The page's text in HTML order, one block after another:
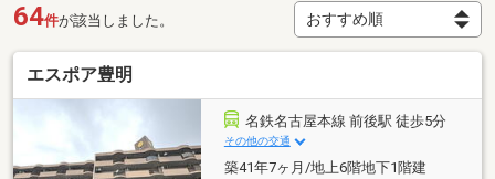
64件が該当しました。
エスポア豊明
名鉄名古屋本線 前後駅 徒歩5分
その他の交通
築41年7ヶ月/地上6階地下1階建